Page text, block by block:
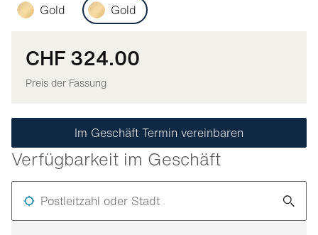
Gold Gold
CHF 324.00
Preis der Fassung
Im Geschäft Termin vereinbaren
Verfügbarkeit im Geschäft
Postleitzahl oder Stadt